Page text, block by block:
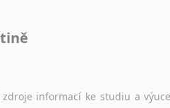
informací ke studiu a